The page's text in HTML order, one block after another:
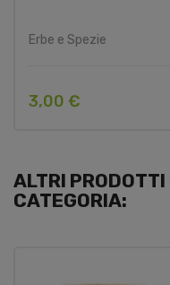
Erbe e Spezie
3,00 €
ALTRI
CATEGORIA: